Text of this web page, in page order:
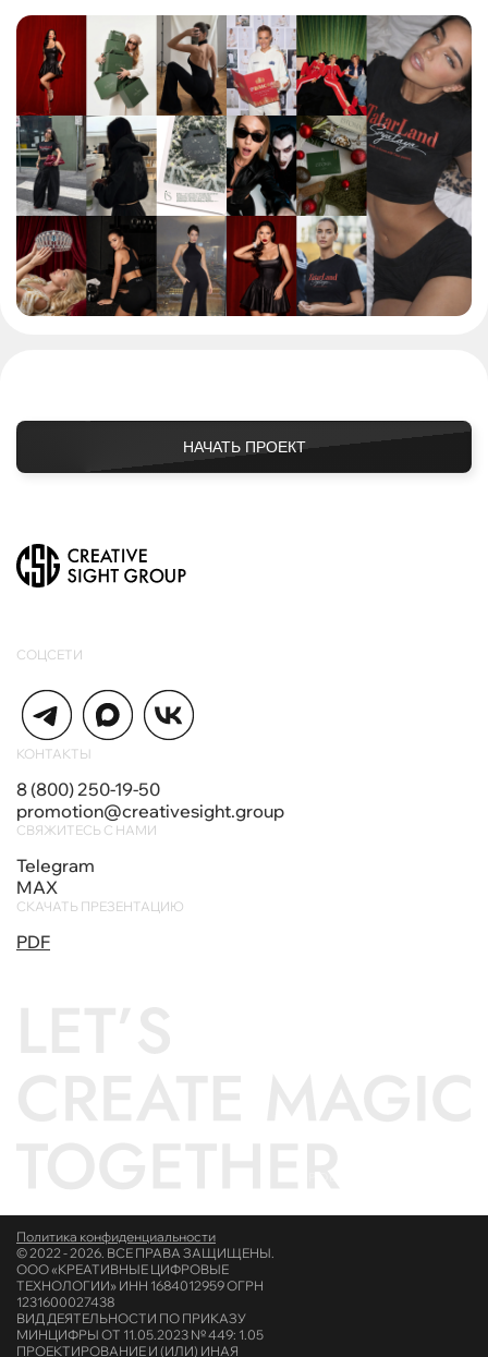
НАЧАТЬ ПРОЕКТ
КОНТАКТЫ
8 (800) 250-19-50
promotion@creativesight.group
СВЯЖИТЕСЬ С НАМИ
Telegram
MAX
СКАЧАТЬ ПРЕЗЕНТАЦИЮ
PDF
СОЦСЕТИ
© 2022 - 2026. ВСЕ ПРАВА ЗАЩИЩЕНЫ.
ООО «КРЕАТИВНЫЕ ЦИФРОВЫЕ
ТЕХНОЛОГИИ» ИНН 1684012959 ОГРН
1231600027438
ВИД ДЕЯТЕЛЬНОСТИ ПО ПРИКАЗУ
МИНЦИФРЫ ОТ 11.05.2023 № 449: 1.05
ПРОЕКТИРОВАНИЕ И (ИЛИ) ИНАЯ
Политика конфиденциальности